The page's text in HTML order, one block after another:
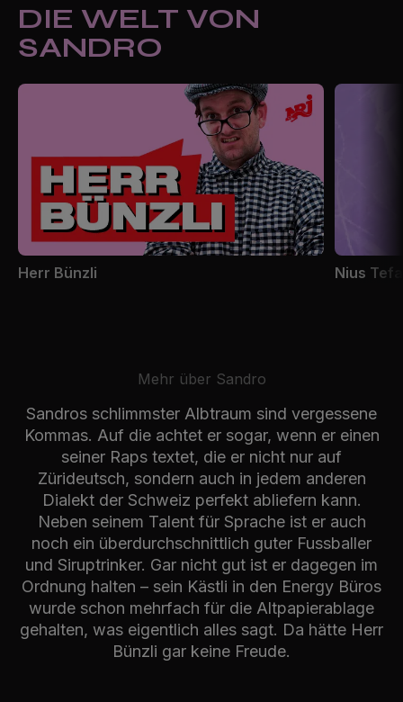
DIE WELT VON
SANDRO
Herr Bünzli Nius
Mehr über Sandro
Sandros schlimmster Albtraum sind vergessene
Kommas. Auf die achtet er sogar, wenn er einen
seiner Raps textet, die er nicht nur auf
Zürideutsch, sondern auch in jedem anderen
Dialekt der Schweiz perfekt abliefern kann.
Neben seinem Talent für Sprache ist er auch
noch ein überdurchschnittlich guter Fussballer
und Siruptrinker. Gar nicht gut ist er dagegen im
Ordnung halten – sein Kästli in den Energy Büros
wurde schon mehrfach für die Altpapierablage
gehalten, was eigentlich alles sagt. Da hätte Herr
Bünzli gar keine Freude.